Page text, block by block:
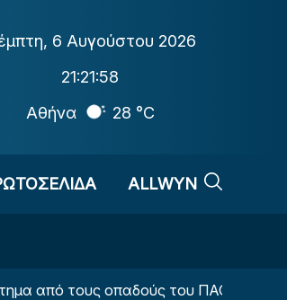
, 6 Αυγούστου 2026
21:21:59
Αθήνα
28 °C
ALLWYN
οπαδούς του ΠΑΟΚ στην Τούμπα